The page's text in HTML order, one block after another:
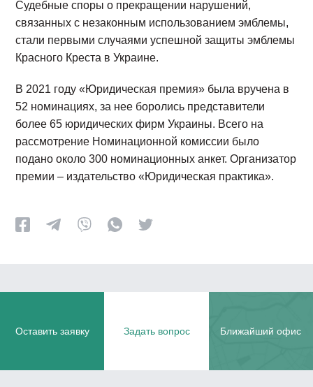
Судебные споры о прекращении нарушений,
связанных с незаконным использованием эмблемы,
стали первыми случаями успешной защиты эмблемы
Красного Креста в Украине.
В 2021 году «Юридическая премия» была вручена в
52 номинациях, за нее боролись представители
более 65 юридических фирм Украины. Всего на
рассмотрение Номинационной комиссии было
подано около 300 номинационных анкет. Организатор
премии – издательство «Юридическая практика».
Оставить заявку Задать вопрос Ближайший офис